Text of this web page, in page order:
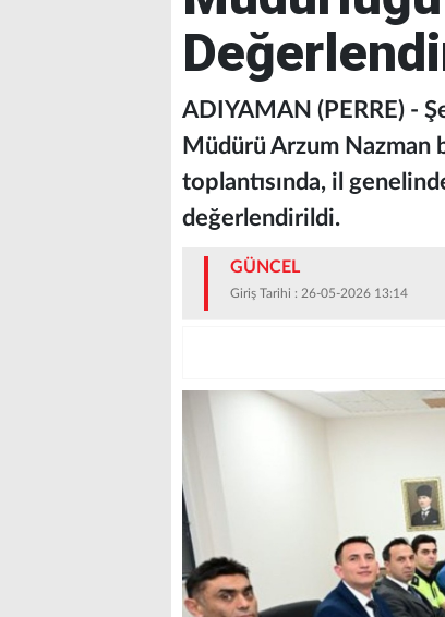
ADIYAMAN (PERRE) -
Müdürü Arzum Nazman
toplantısında, il
değerlendirildi.
GÜNCEL
Giriş Tarihi : 26-05-2026 13:14